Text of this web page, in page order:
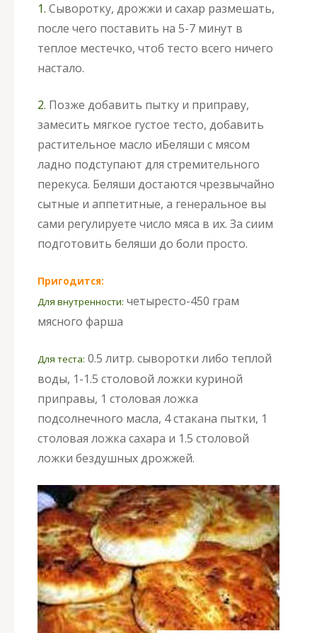
1. Сыворотку, дрожжи и сахар размешать,
после чего поставить на 5-7 минут в
теплое местечко, чтоб тесто всего ничего
настало.
2. Позже добавить пытку и приправу,
замесить мягкое густое тесто, добавить
растительное масло иБеляши с мясом
ладно подступают для стремительного
перекуса. Беляши достаются чрезвычайно
сытные и аппетитные, а генеральное вы
сами регулируете число мяса в их. За сиим
подготовить беляши до боли просто.
Пригодится:
Для внутренности: четыресто-450 грам
мясного фарша
Для теста: 0.5 литр. сыворотки либо теплой
воды, 1-1.5 столовой ложки куриной
приправы, 1 столовая ложка
подсолнечного масла, 4 стакана пытки, 1
столовая ложка сахара и 1.5 столовой
ложки бездушных дрожжей.